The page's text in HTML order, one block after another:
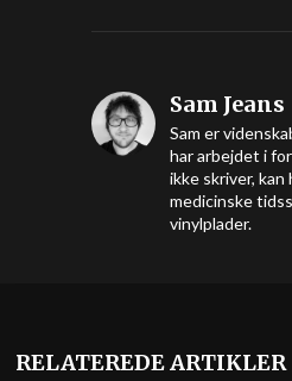
Sam Jeans
Sam er
har arbejdet i
ikke skriver,
medicinske
vinylplader.
RELATEREDE ARTIKLER